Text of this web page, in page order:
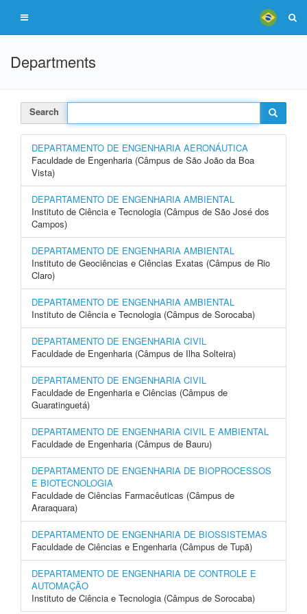
Departments
Search
DEPARTAMENTO DE ENGENHARIA AERONÁUTICA
Faculdade de Engenharia (Câmpus de São João da Boa
Vista)
DEPARTAMENTO DE ENGENHARIA AMBIENTAL
Instituto de Ciência e Tecnologia (Câmpus de São José dos
Campos)
DEPARTAMENTO DE ENGENHARIA AMBIENTAL
Instituto de Geociências e Ciências Exatas (Câmpus de Rio
Claro)
DEPARTAMENTO DE ENGENHARIA AMBIENTAL
Instituto de Ciência e Tecnologia (Câmpus de Sorocaba)
DEPARTAMENTO DE ENGENHARIA CIVIL
Faculdade de Engenharia (Câmpus de Ilha Solteira)
DEPARTAMENTO DE ENGENHARIA CIVIL
Faculdade de Engenharia e Ciências (Câmpus de
Guaratinguetá)
DEPARTAMENTO DE ENGENHARIA CIVIL E AMBIENTAL
Faculdade de Engenharia (Câmpus de Bauru)
DEPARTAMENTO DE ENGENHARIA DE BIOPROCESSOS
E BIOTECNOLOGIA
Faculdade de Ciências Farmacêuticas (Câmpus de
Araraquara)
DEPARTAMENTO DE ENGENHARIA DE BIOSSISTEMAS
Faculdade de Ciências e Engenharia (Câmpus de Tupã)
DEPARTAMENTO DE ENGENHARIA DE CONTROLE E
AUTOMAÇÃO
Instituto de Ciência e Tecnologia (Câmpus de Sorocaba)